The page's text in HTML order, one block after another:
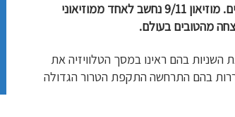
מגדלי התאומים. מוזיאון 9/11 נחשב לאחד ממוזיאוני
מהטובים בעולם.
השניות בהם ראינו במסך הטלוויזיה את
בהם התרחשה התקפת הטרור הגדולה